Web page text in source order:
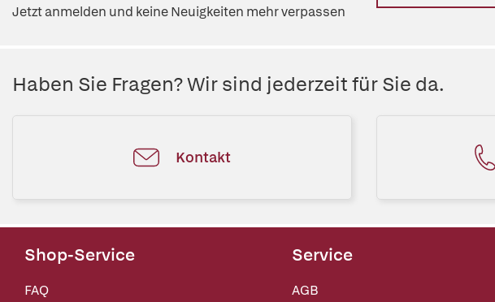
Jetzt anmelden und keine Neuigkeiten mehr verpassen
Haben Sie Fragen? Wir sind jederzeit für Sie da.
Kontakt
Shop-Service
FAQ
Service
AGB